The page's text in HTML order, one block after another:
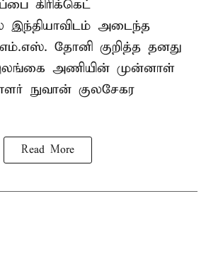
கிரிக்கெட்
இந்தியாவிடம் அடைந்த
தோனி குறித்த தனது
அணியின் முன்னாள்
நுவான் குலசேகர
Read More